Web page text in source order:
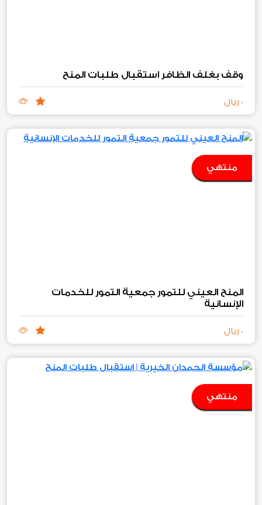
وقف بغلف الظافر استقبال طلبات المنح
0 ريال
منتهي
المنح العيني للتمور جمعية التمور للخدمات
الإنسانية
0 ريال
منتهي